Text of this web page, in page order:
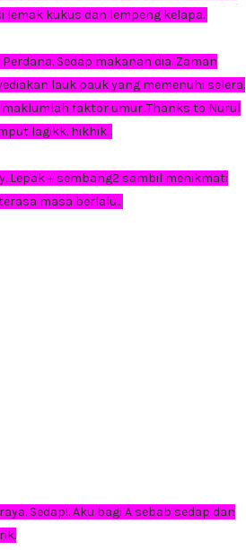
lemak kukus dan lempeng kelapa.
Sedap makanan dia. Zaman
lauk pauk yang memenuhi selera.
maklumlah faktor umur..Thanks to Nurul
lagikk. hikhik...
Lepak + sembang2 sambil menikmati
masa berlalu..
Sedap!. Aku bagi A sebab sedap dan